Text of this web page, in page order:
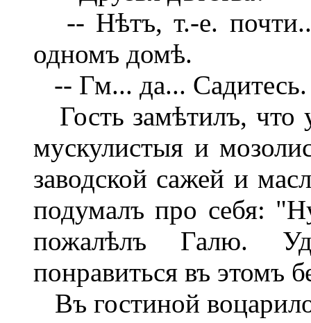
-- Нѣтъ, т.-е.
одномъ домѣ.
-- Гм... да... Садитесь.
Гость замѣтилъ, что
мускулистыя и
заводской сажей и
подумалъ про себя:
пожалѣлъ Галю.
понравиться въ этомъ
Въ гостиной